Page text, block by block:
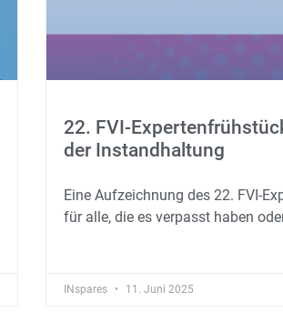
22. FVI-
der Instandhaltung
Eine Aufzeichnung des 22. FVI-
für alle, die es verpasst haben
INspares 11. Juni 2025